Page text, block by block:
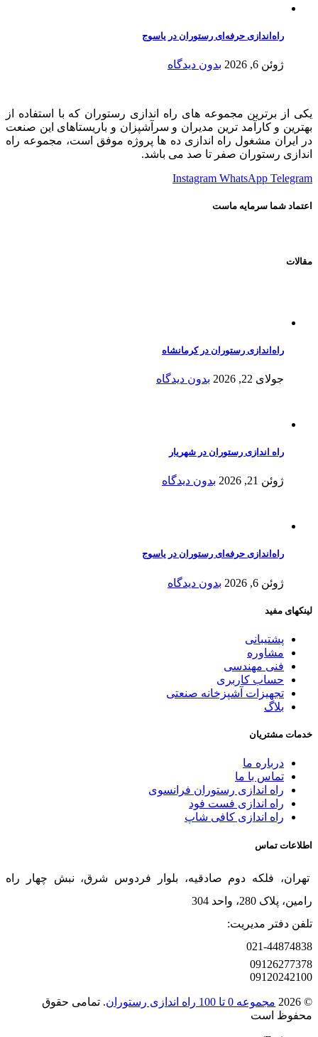
راه‌اندازی حرفه‌ای رستوران در یاسوج
ژوئن 6, 2026 بدون دیدگاه
یکی از برترین مجموعه های راه اندازی رستوران که با استفاده از
بهترین و کارآمد ترین مدیران و سرآشپزان و باریستاهای این صنعت
در ایران مشغول راه اندازی ده ها پروژه موفق است، مجموعه راه
اندازی رستوران صفر تا صد می باشد.
Instagram WhatsApp Telegram
اعتماد شما سرمایه ماست
مقالات
راه‌اندازی رستوران در کرمانشاه
جولای 22, 2026 بدون دیدگاه
راه اندازی رستوران در شهریار
ژوئن 21, 2026 بدون دیدگاه
راه‌اندازی حرفه‌ای رستوران در یاسوج
ژوئن 6, 2026 بدون دیدگاه
لینکهای مفید
پشتیبانی
مشاوره
فنی مهندسی
حساب کاربری
تجهیزات آشپزخانه صنعتی
بلاگ
خدمات مشتریان
درباره ما
تماس با ما
راه اندازی رستوران فرانسوی
راه اندازی فست فود
راه اندازی کافی شاپ
اطلاعات تماس
تهران، فلکه دوم صادقیه، بلوار فردوس شرق، نبش چهار راه
رامین، پلاک 280، واحد 304
تلفن دفتر مدیریت:
021-44874838
09126277378
09120242100
© 2026 مجموعه 0 تا 100 راه اندازی رستوران
. تمامی حقوق
محفوظ است